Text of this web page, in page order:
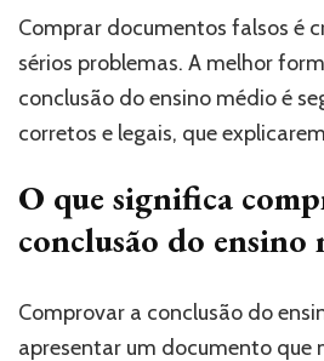
Comprar documentos falsos é
sérios problemas. A melhor
conclusão do ensino médio é
corretos e legais, que
O que significa
conclusão do ensino
Comprovar a conclusão do
apresentar um documento que